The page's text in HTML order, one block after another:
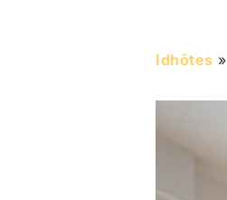
Idhôtes »